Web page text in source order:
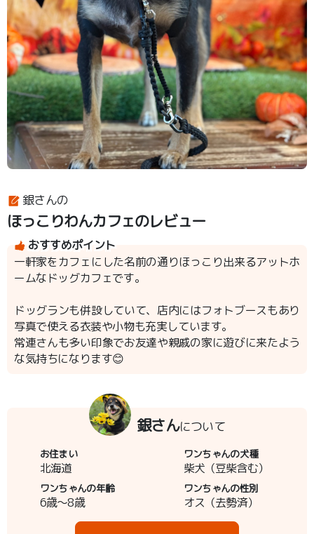
銀さんの
ほっこりわんカフェのレビュー
おすすめポイント
一軒家をカフェにした名前の通りほっこり出来るアットホ
ームなドッグカフェです。
ドッグランも併設していて、店内にはフォトブースもあり
写真で使える衣装や小物も充実しています。
常連さんも多い印象でお友達や親戚の家に遊びに来たよう
な気持ちになります😊
銀さんについて
お住まい
北海道
ワンちゃんの犬種
柴犬（豆柴含む）
ワンちゃんの年齢
6歳～8歳
ワンちゃんの性別
オス（去勢済）